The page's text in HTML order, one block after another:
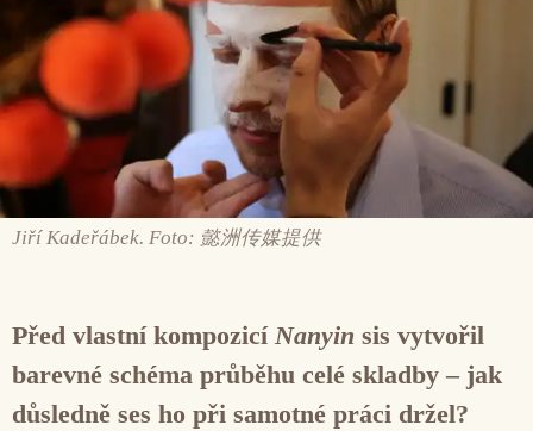
Jiří Kadeřábek. Foto: 懿洲传媒提供
Před vlastní kompozicí Nanyin sis vytvořil
barevné schéma průběhu celé skladby – jak
důsledně ses ho při samotné práci držel?